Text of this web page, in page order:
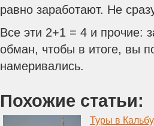
равно заработают. Не
Все эти 2+1 = 4 и прочие:
обман, чтобы в итоге, вы
намеривались.
Похожие статьи:
Туры в